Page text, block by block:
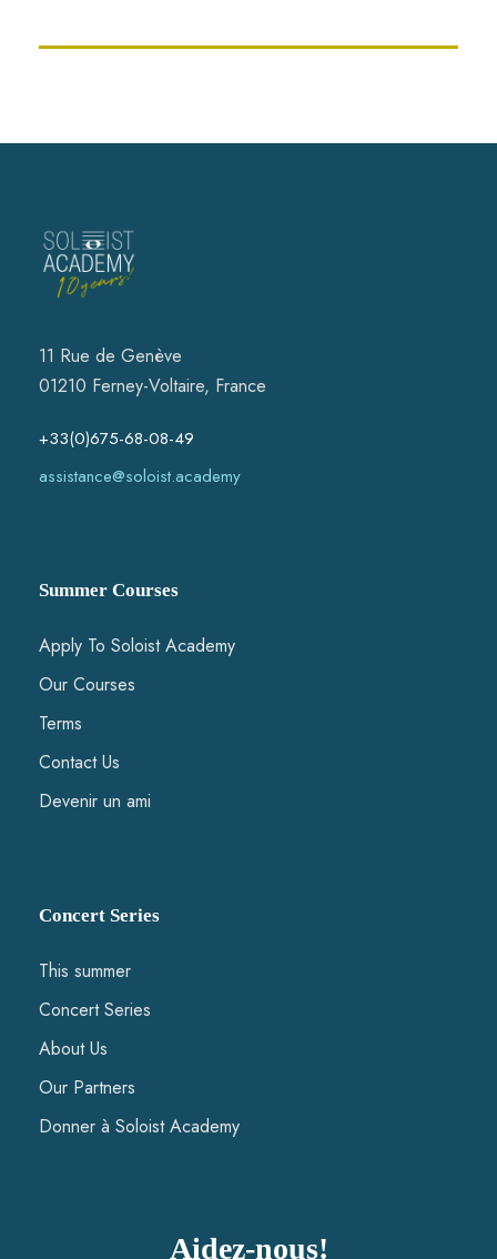
11 Rue de Genève
01210 Ferney-Voltaire, France
+33(0)675-68-08-49
assistance@soloist.academy
Summer Courses
Apply To Soloist Academy
Our Courses
Terms
Contact Us
Devenir un ami
Concert Series
This summer
Concert Series
About Us
Our Partners
Donner à Soloist Academy
Aidez-nous!